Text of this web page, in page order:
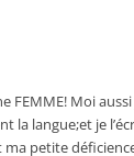
Moi
langue;et je
petite